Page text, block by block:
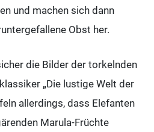
und machen sich dann
Obst her.
die Bilder der torkelnden
„Die lustige Welt der
allerdings, dass Elefanten
Marula-Früchte